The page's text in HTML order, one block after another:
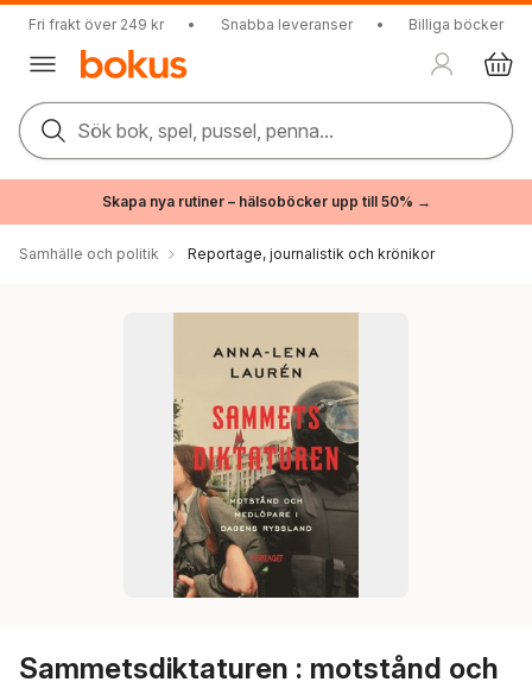
Fri frakt över 249 kr • Snabba leveranser • Billiga böcker
Sök bok, spel, pussel, penna...
Skapa nya rutiner – hälsoböcker upp till 50% →
Samhälle och politik Reportage, journalistik och krönikor
Sammetsdiktaturen : motstånd och